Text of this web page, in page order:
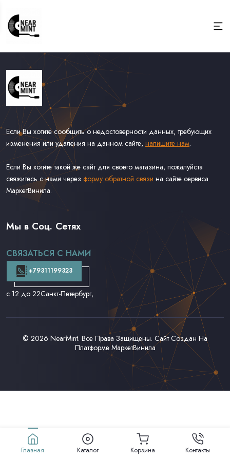
Если Вы хотите сообщить о недостоверности данных, требующих
изменения или удаления на данном сайте, напишите нам.
Если Вы хотите такой же сайт для своего магазина, пожалуйста
свяжитесь с нами через форму обратной связи на сайте сервиса
МаркетВинила.
Виниловые Пластинки
Доставка и Оплата
Контакты
Мы в Соц. Сетях
СВЯЗАТЬСЯ С НАМИ
+79311199323
с 12 до 22Санкт-Петербург,
© 2026 NearMint. Все Права Защищены. Сайт Создан На
Платформе МаркетВинила
Главная Каталог Корзина Контакты